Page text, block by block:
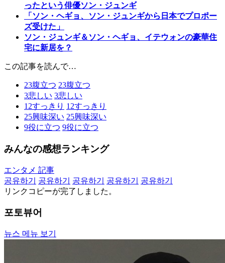
ったという俳優ソン・ジュンギ
「ソン・ヘギョ、ソン・ジュンギから日本でプロポー
ズ受けた」
ソン・ジュンギ＆ソン・ヘギョ、イテウォンの豪華住
宅に新居を？
この記事を読んで…
23腹立つ 23腹立つ
3悲しい 3悲しい
12すっきり 12すっきり
25興味深い 25興味深い
9役に立つ 9役に立つ
みんなの感想ランキング
エンタメ 記事
공유하기
공유하기 공유하기 공유하기
공유하기
リンクコピーが完了しました。
포토뷰어
뉴스 메뉴 보기